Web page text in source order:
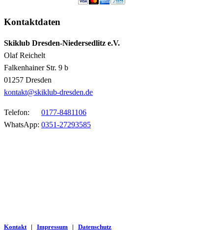
Kontaktdaten
Skiklub Dresden-Niedersedlitz e.V.
Olaf Reichelt
Falkenhainer Str. 9 b
01257 Dresden
kontakt@skiklub-dresden.de
Telefon: 0177-8481106
WhatsApp: 0351-27293585
Kontakt| Impressum | Datenschutz